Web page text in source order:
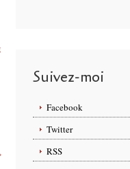
Suivez-moi
Facebook
Twitter
RSS